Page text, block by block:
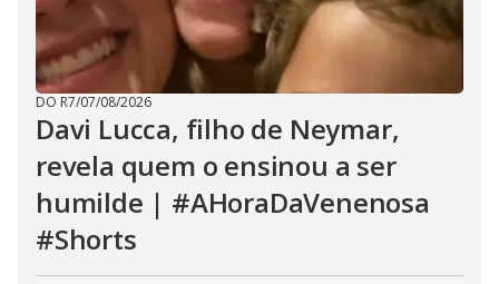
DO R7/07/08/2026
Davi Lucca, filho de Neymar,
revela quem o ensinou a ser
humilde | #AHoraDaVenenosa
#Shorts